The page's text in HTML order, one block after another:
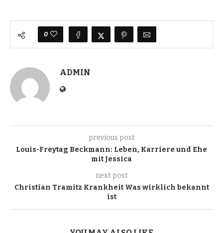
0
ADMIN
previous post
Louis-Freytag Beckmann: Leben, Karriere und Ehe
mit Jessica
next post
Christian Tramitz Krankheit Was wirklich bekannt
ist